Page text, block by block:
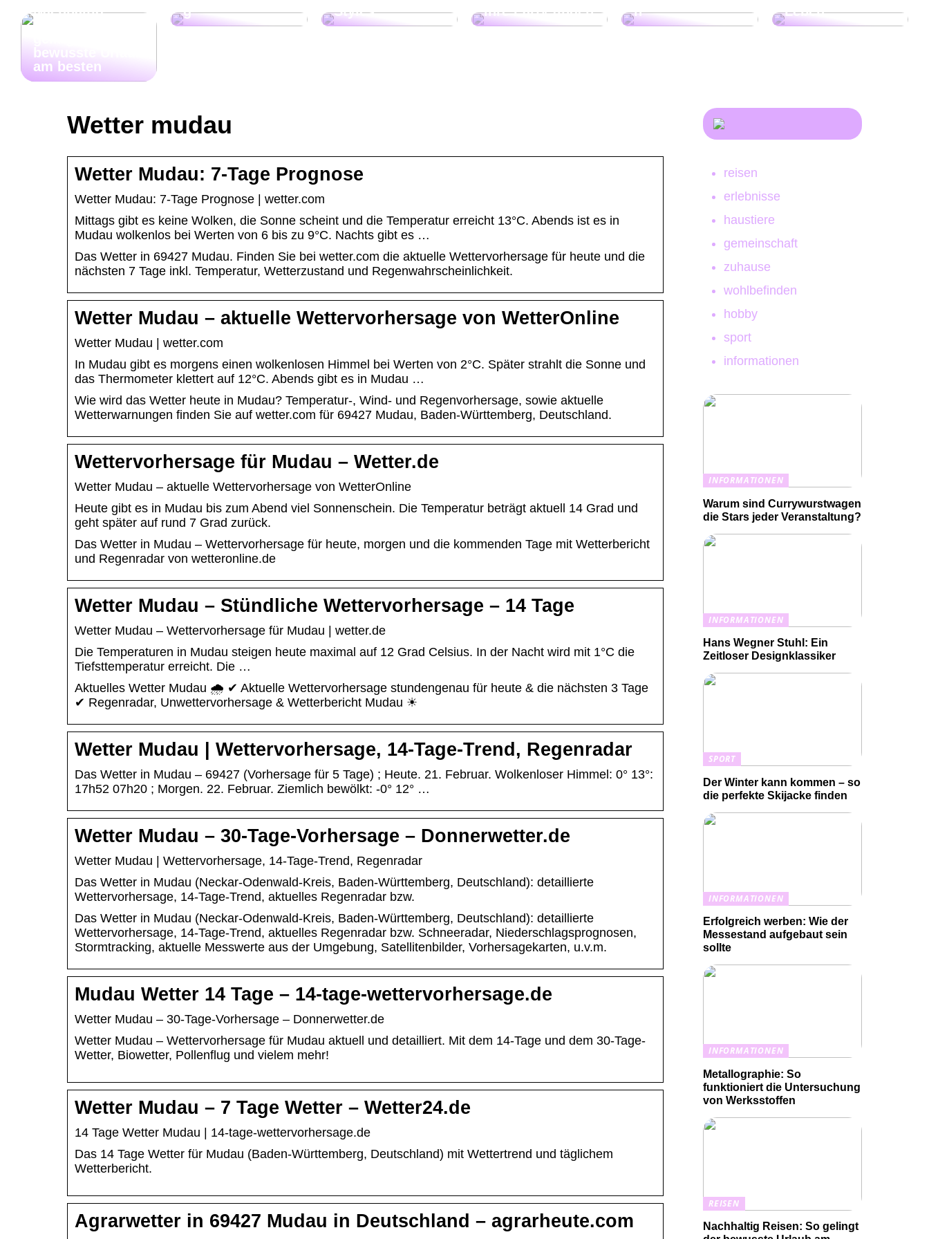
Nachhaltig
bewusste Urlaub
am besten
g
Styles
Ihre Party finden
n
Leben!
Wetter mudau
Wetter Mudau: 7-Tage Prognose
Wetter Mudau: 7-Tage Prognose | wetter.com
Mittags gibt es keine Wolken, die Sonne scheint und die Temperatur erreicht 13°C. Abends ist es in
Mudau wolkenlos bei Werten von 6 bis zu 9°C. Nachts gibt es …
Das Wetter in 69427 Mudau. Finden Sie bei wetter.com die aktuelle Wettervorhersage für heute und die
nächsten 7 Tage inkl. Temperatur, Wetterzustand und Regenwahrscheinlichkeit.
Wetter Mudau – aktuelle Wettervorhersage von WetterOnline
Wetter Mudau | wetter.com
In Mudau gibt es morgens einen wolkenlosen Himmel bei Werten von 2°C. Später strahlt die Sonne und
das Thermometer klettert auf 12°C. Abends gibt es in Mudau …
Wie wird das Wetter heute in Mudau? Temperatur-, Wind- und Regenvorhersage, sowie aktuelle
Wetterwarnungen finden Sie auf wetter.com für 69427 Mudau, Baden-Württemberg, Deutschland.
Wettervorhersage für Mudau – Wetter.de
Wetter Mudau – aktuelle Wettervorhersage von WetterOnline
Heute gibt es in Mudau bis zum Abend viel Sonnenschein. Die Temperatur beträgt aktuell 14 Grad und
geht später auf rund 7 Grad zurück.
Das Wetter in Mudau – Wettervorhersage für heute, morgen und die kommenden Tage mit Wetterbericht
und Regenradar von wetteronline.de
Wetter Mudau – Stündliche Wettervorhersage – 14 Tage
Wetter Mudau – Wettervorhersage für Mudau | wetter.de
Die Temperaturen in Mudau steigen heute maximal auf 12 Grad Celsius. In der Nacht wird mit 1°C die
Tiefsttemperatur erreicht. Die …
Aktuelles Wetter Mudau 🌧️ ✔ Aktuelle Wettervorhersage stundengenau für heute & die nächsten 3 Tage
✔ Regenradar, Unwettervorhersage & Wetterbericht Mudau ☀
Wetter Mudau | Wettervorhersage, 14-Tage-Trend, Regenradar
Das Wetter in Mudau – 69427 (Vorhersage für 5 Tage) ; Heute. 21. Februar. Wolkenloser Himmel: 0° 13°:
17h52 07h20 ; Morgen. 22. Februar. Ziemlich bewölkt: -0° 12° …
Wetter Mudau – 30-Tage-Vorhersage – Donnerwetter.de
Wetter Mudau | Wettervorhersage, 14-Tage-Trend, Regenradar
Das Wetter in Mudau (Neckar-Odenwald-Kreis, Baden-Württemberg, Deutschland): detaillierte
Wettervorhersage, 14-Tage-Trend, aktuelles Regenradar bzw.
Das Wetter in Mudau (Neckar-Odenwald-Kreis, Baden-Württemberg, Deutschland): detaillierte
Wettervorhersage, 14-Tage-Trend, aktuelles Regenradar bzw. Schneeradar, Niederschlagsprognosen,
Stormtracking, aktuelle Messwerte aus der Umgebung, Satellitenbilder, Vorhersagekarten, u.v.m.
Mudau Wetter 14 Tage – 14-tage-wettervorhersage.de
Wetter Mudau – 30-Tage-Vorhersage – Donnerwetter.de
Wetter Mudau – Wettervorhersage für Mudau aktuell und detailliert. Mit dem 14-Tage und dem 30-Tage-
Wetter, Biowetter, Pollenflug und vielem mehr!
Wetter Mudau – 7 Tage Wetter – Wetter24.de
14 Tage Wetter Mudau | 14-tage-wettervorhersage.de
Das 14 Tage Wetter für Mudau (Baden-Württemberg, Deutschland) mit Wettertrend und täglichem
Wetterbericht.
Agrarwetter in 69427 Mudau in Deutschland – agrarheute.com
reisen
erlebnisse
haustiere
gemeinschaft
zuhause
wohlbefinden
hobby
sport
informationen
INFORMATIONEN
Warum sind Currywurstwagen
die Stars jeder Veranstaltung?
INFORMATIONEN
Hans Wegner Stuhl: Ein
Zeitloser Designklassiker
SPORT
Der Winter kann kommen – so
die perfekte Skijacke finden
INFORMATIONEN
Erfolgreich werben: Wie der
Messestand aufgebaut sein
sollte
INFORMATIONEN
Metallographie: So
funktioniert die Untersuchung
von Werksstoffen
REISEN
Nachhaltig Reisen: So gelingt